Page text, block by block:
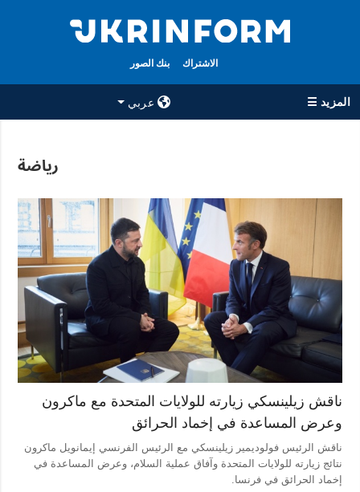
الاشتراك بنك الصور
المزيد ☰
عربي
حرب
سياسة
اقتصاد
تعافي أوكرانيا
مجتمع
الدفاع
رياضة
معلومات عن
الوكالة
جهات الاتصال
سياسة الخصوصية
وحماية البيانات
الشخصية
المزيد
التقارير
مقابلات
الصور
الاشتراك
بنك الصور
رياضة
ناقش زيلينسكي زيارته للولايات المتحدة مع ماكرون
وعرض المساعدة في إخماد الحرائق
ناقش الرئيس فولوديمير زيلينسكي مع الرئيس الفرنسي إيمانويل ماكرون
نتائج زيارته للولايات المتحدة وآفاق عملية السلام، وعرض المساعدة في
إخماد الحرائق في فرنسا.